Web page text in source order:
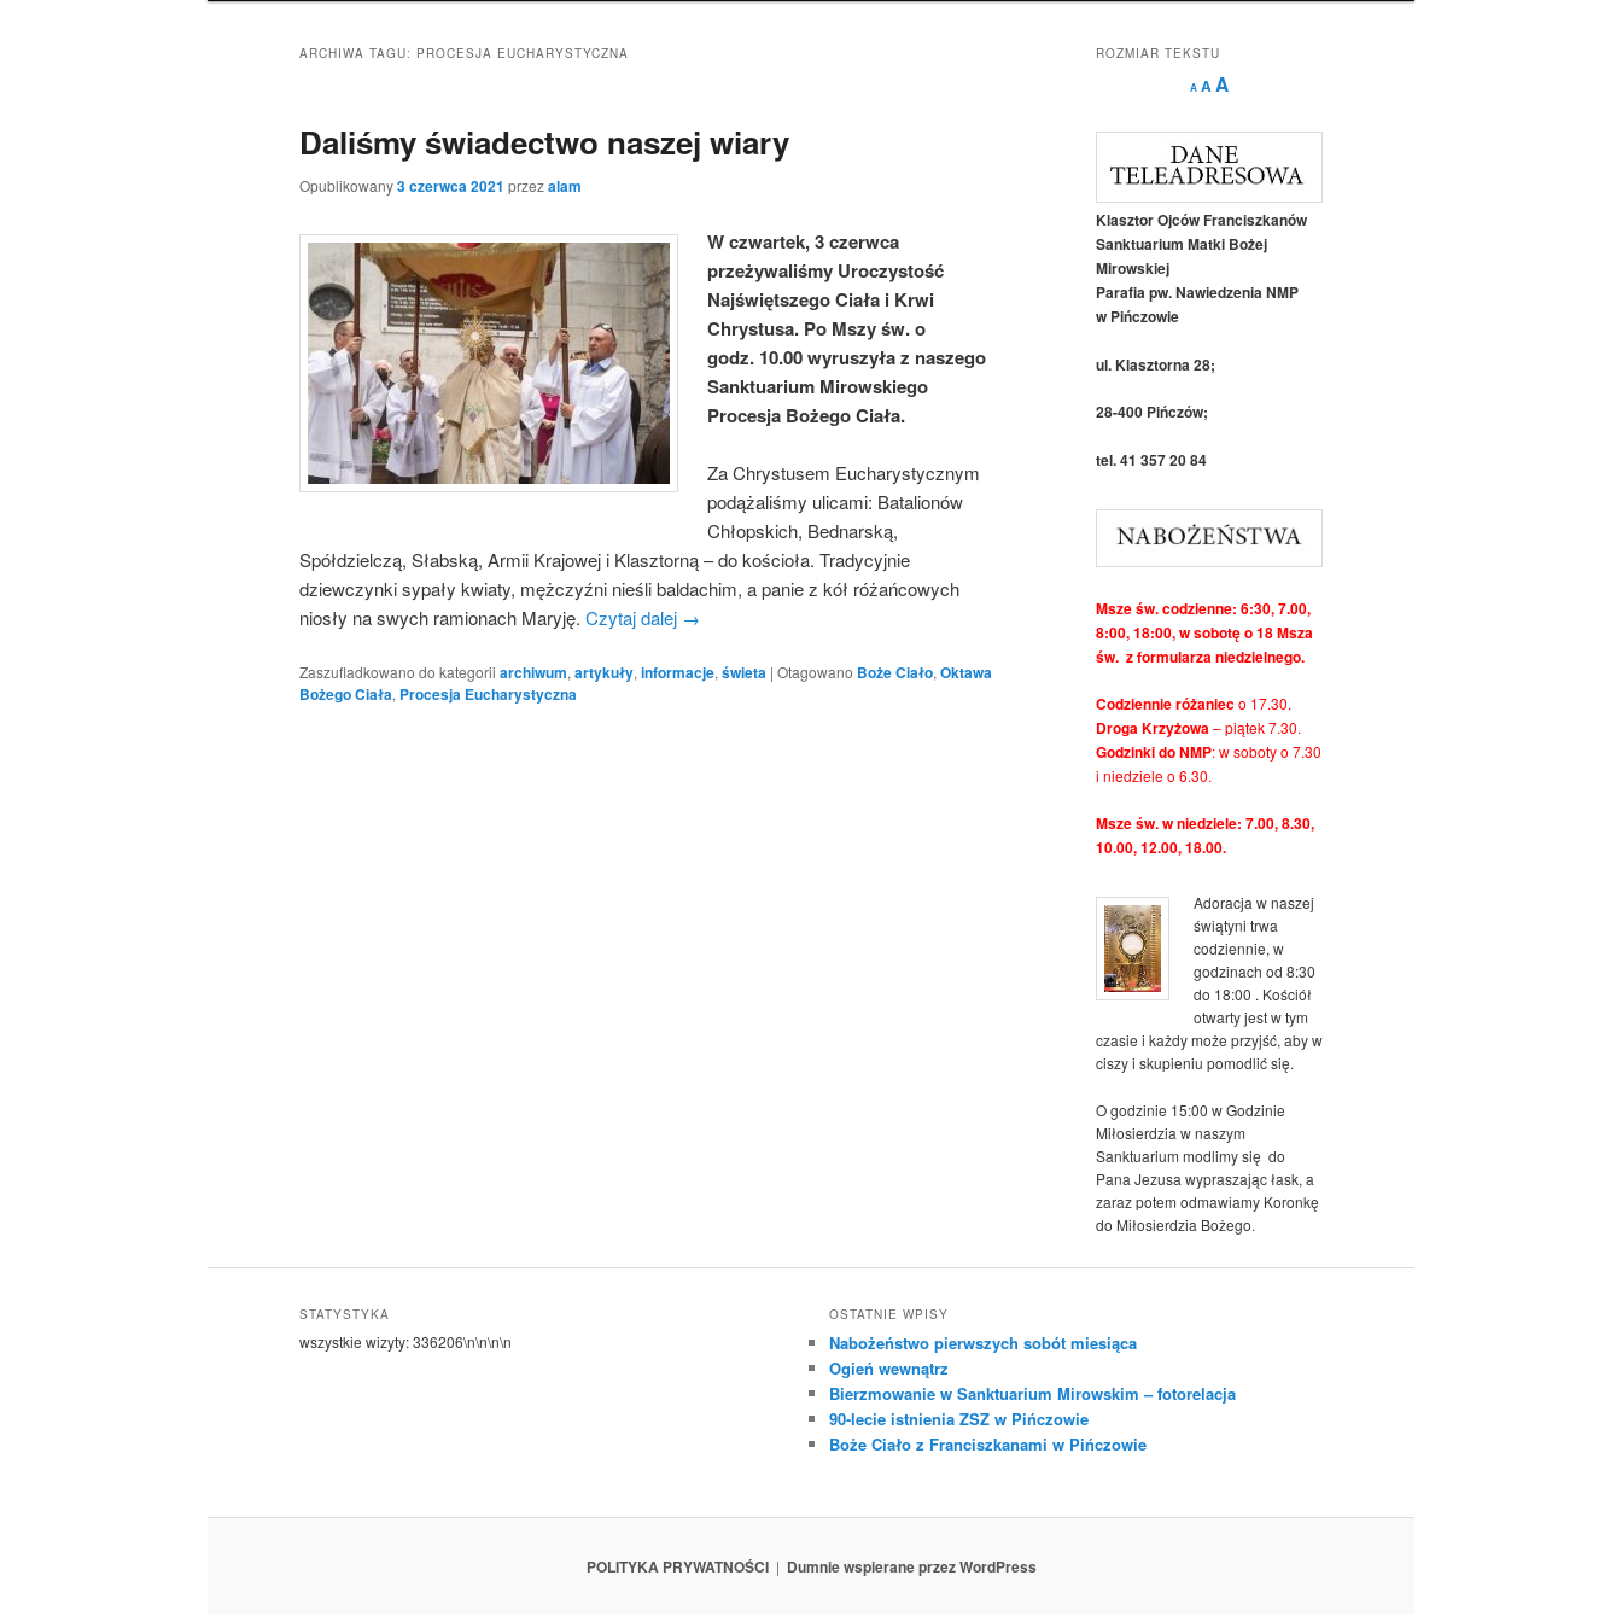
ARCHIWA TAGU: PROCESJA EUCHARYSTYCZNA
Daliśmy świadectwo naszej wiary
Opublikowany3 czerwca 2021 przezalam
W czwartek, 3 czerwca
przeżywaliśmy Uroczystość
Najświętszego Ciała i Krwi
Chrystusa. Po Mszy św. o
godz. 10.00 wyruszyła z naszego
Sanktuarium Mirowskiego
Procesja Bożego Ciała.
Za Chrystusem Eucharystycznym
podążaliśmy ulicami: Batalionów
Chłopskich, Bednarską,
Spółdzielczą, Słabską, Armii Krajowej i Klasztorną – do kościoła. Tradycyjnie
dziewczynki sypały kwiaty, mężczyźni nieśli baldachim, a panie z kół różańcowych
niosły na swych ramionach Maryję. Czytaj dalej →
Zaszufladkowano do kategorii archiwum, artykuły, informacje, świeta | Otagowano Boże Ciało, Oktawa
Bożego Ciała, Procesja Eucharystyczna
ROZMIAR TEKSTU
A
Decrease
font
A Reset
AIncrease
size.
Klasztor Ojców Franciszkanów
Sanktuarium Matki Bożej
Mirowskiej
Parafia pw. Nawiedzenia NMP
w Pińczowie
ul. Klasztorna 28;
28-400 Pińczów;
tel. 41 357 20 84
Msze św. codzienne: 6:30, 7.00,
8:00, 18:00, w sobotę o 18 Msza
św. z formularza niedzielnego.
Codziennie różanieco 17.30.
Droga Krzyżowa– piątek 7.30.
Godzinki do NMP: w soboty o 7.30
i niedziele o 6.30.
Msze św. w niedziele: 7.00, 8.30,
10.00, 12.00, 18.00.
Adoracja w naszej
świątyni trwa
codziennie, w
godzinach od 8:30
do 18:00 . Kościół
otwarty jest w tym
czasie i każdy może przyjść, aby w
ciszy i skupieniu pomodlić się.
O godzinie 15:00 w Godzinie
Miłosierdzia w naszym
Sanktuarium modlimy się do
Pana Jezusa wypraszając łask, a
zaraz potem odmawiamy Koronkę
do Miłosierdzia Bożego.
STATYSTYKA
wszystkie wizyty:336206\n\n\n\n
OSTATNIE WPISY
Nabożeństwo pierwszych sobót miesiąca
Ogień wewnątrz
Bierzmowanie w Sanktuarium Mirowskim – fotorelacja
90-lecie istnienia ZSZ w Pińczowie
Boże Ciało z Franciszkanami w Pińczowie
POLITYKA PRYWATNOŚCI Dumnie wspierane przez WordPress